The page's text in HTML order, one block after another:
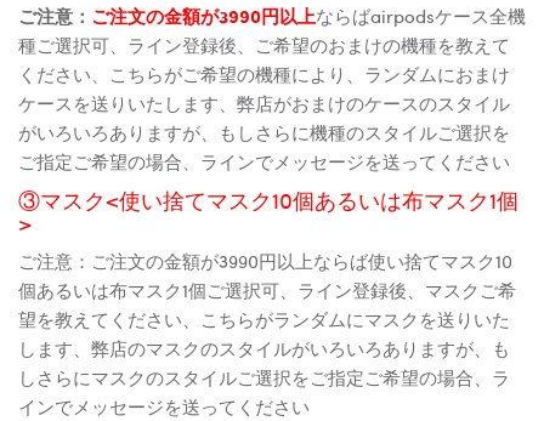
ご注意： ご注文の金額が3990円以上ならばairpodsケース全機
種ご選択可、ライン登録後、ご希望のおまけの機種を教えて
ください、こちらがご希望の機種により、ランダムにおまけ
ケースを送りいたします、弊店がおまけのケースのスタイル
がいろいろありますが、もしさらに機種のスタイルご選択を
ご指定ご希望の場合、ラインでメッセージを送ってください
③マスク<使い捨てマスク10個あるいは布マスク1個
>
ご注意：ご注文の金額が3990円以上ならば使い捨てマスク10
個あるいは布マスク1個ご選択可、ライン登録後、マスクご希
望を教えてください、こちらがランダムにマスクを送りいた
します、弊店のマスクのスタイルがいろいろありますが、も
しさらにマスクのスタイルご選択をご指定ご希望の場合、ラ
インでメッセージを送ってください